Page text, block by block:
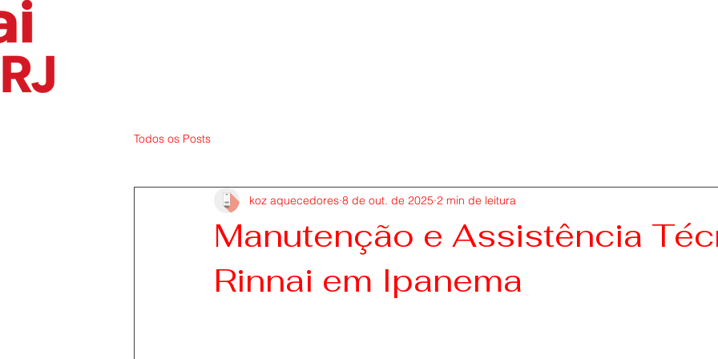
Todos os Posts
Manutenção e Assistência
Rinnai em Ipanema
koz aquecedores 8 de out. de 2025 2 min de leitura